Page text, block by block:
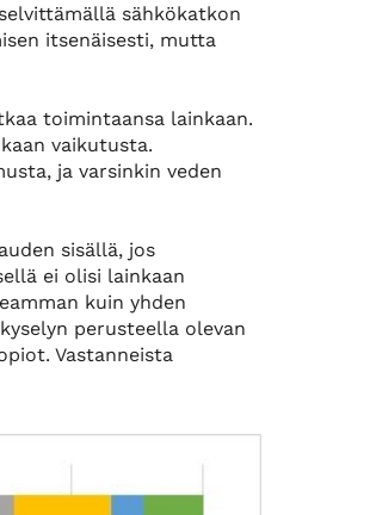
sähkökatkon
itsenäisesti, mutta
toimintaansa lainkaan.
vaikutusta.
ja varsinkin veden
sisällä, jos
ei olisi lainkaan
kuin yhden
perusteella olevan
Vastanneista